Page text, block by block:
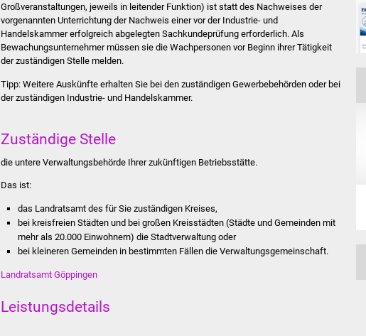
Großveranstaltungen, jeweils in leitender Funktion) ist statt des Nachweises der
vorgenannten Unterrichtung der Nachweis einer vor der Industrie- und
Handelskammer erfolgreich abgelegten Sachkundeprüfung erforderlich. Als
Bewachungsunternehmer müssen sie die Wachpersonen vor Beginn ihrer Tätigkeit
der zuständigen Stelle melden.
Tipp: Weitere Auskünfte erhalten Sie bei den zuständigen Gewerbebehörden oder bei
der zuständigen Industrie- und Handelskammer.
Zuständige Stelle
die untere Verwaltungsbehörde Ihrer zukünftigen Betriebsstätte.
Das ist:
das Landratsamt des für Sie zuständigen Kreises,
bei kreisfreien Städten und bei großen Kreisstädten (Städte und Gemeinden mit
mehr als 20.000 Einwohnern) die Stadtverwaltung oder
bei kleineren Gemeinden in bestimmten Fällen die Verwaltungsgemeinschaft.
Landratsamt Göppingen
Leistungsdetails